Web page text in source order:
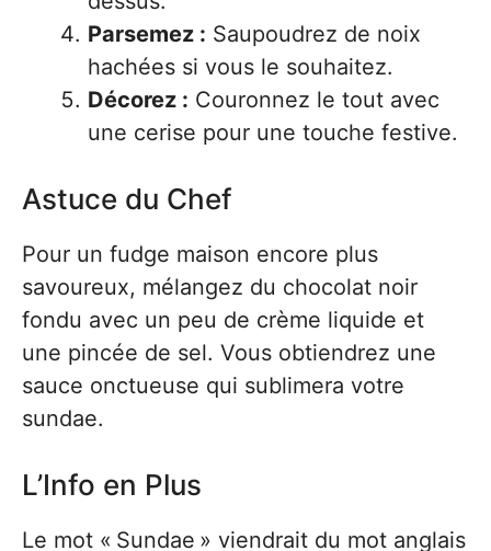
Parsemez : Saupoudrez de noix
hachées si vous le souhaitez.
Décorez : Couronnez le tout avec
une cerise pour une touche festive.
Astuce du Chef
Pour un fudge maison encore plus
savoureux, mélangez du chocolat noir
fondu avec un peu de crème liquide et
une pincée de sel. Vous obtiendrez une
sauce onctueuse qui sublimera votre
sundae.
L’Info en Plus
Le mot « Sundae » viendrait du mot anglais